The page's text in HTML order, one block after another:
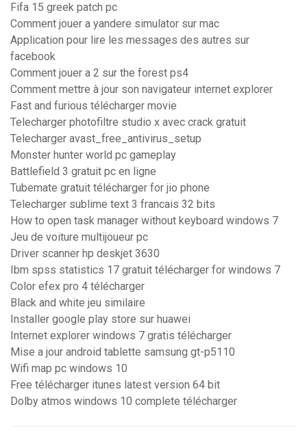
Fifa 15 greek patch pc
Comment jouer a yandere simulator sur mac
Application pour lire les messages des autres sur
facebook
Comment jouer a 2 sur the forest ps4
Comment mettre à jour son navigateur internet explorer
Fast and furious télécharger movie
Telecharger photofiltre studio x avec crack gratuit
Telecharger avast_free_antivirus_setup
Monster hunter world pc gameplay
Battlefield 3 gratuit pc en ligne
Tubemate gratuit télécharger for jio phone
Telecharger sublime text 3 francais 32 bits
How to open task manager without keyboard windows 7
Jeu de voiture multijoueur pc
Driver scanner hp deskjet 3630
Ibm spss statistics 17 gratuit télécharger for windows 7
Color efex pro 4 télécharger
Black and white jeu similaire
Installer google play store sur huawei
Internet explorer windows 7 gratis télécharger
Mise a jour android tablette samsung gt-p5110
Wifi map pc windows 10
Free télécharger itunes latest version 64 bit
Dolby atmos windows 10 complete télécharger